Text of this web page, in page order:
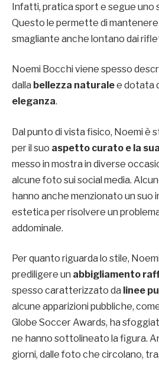
Infatti, pratica sport e segue uno
Questo le permette di mantenere
smagliante anche lontano dai
Noemi Bocchi viene spesso
dalla bellezza naturalee dotata
eleganza.
Dal punto di vista fisico, Noemi è
per il suo aspetto curato e la
messo in mostra in diverse
alcune foto sui social media.
hanno anche menzionato un suo
estetica per risolvere un
addominale.
Per quanto riguarda lo stile,
prediligere un abbigliamento
spesso caratterizzato da linee
alcune apparizioni pubbliche,
Globe Soccer Awards, ha
ne hanno sottolineato la figura.
giorni, dalle foto che circolano,